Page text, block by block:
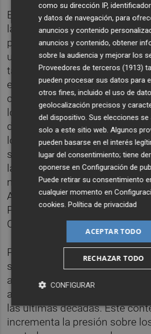
Entre sus principales ventajas
la mayor parte de sus
plazo y la visibilidad de sus
una duración de décadas, en
tamaño "da la posibilidad de
economías de escala y, por
costes". "El hecho de ser
los mayores y más
de defensa de Reino Unido, a
los principales exportadores
servicios en el mundo, facilita
la consecución de contratos
mercados internacionales, en
Australia, Nueva Zelanda,
Polonia, entre otros", han
Cobas.
Por otro lado, Cobas AM ha
subida de los precios, que ya
antes del conflicto, se ha
alcanzado niveles que no se
las últimas décadas. Este
incrementa la presión sobre
como su dirección IP,
y datos de navegación, para
anuncios y contenido
anuncios y contenido, obtener
sobre la audiencia y mejorar los
Proveedores de terceros (1913)
pueden procesar sus datos para
otros fines, incluido el uso de
geolocalización precisos y
del dispositivo. Sus elecciones se
solo a este sitio web. Algunos
pueden basarse en el interés
lugar del consentimiento; tiene
oponerse enConfiguración de
Puede retirar su consentimiento
cualquier momento en
cookies .Política de privacidad
ACEPTAR TODO
RECHAZAR TODO
CONFIGURAR